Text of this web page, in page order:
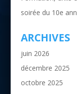
soirée du 10e
ARCHIVES
juin 2026
décembre 2025
octobre 2025